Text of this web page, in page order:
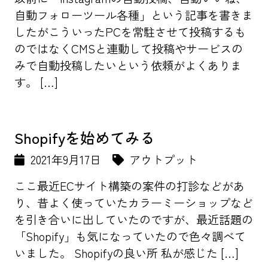
自動フォローツール各種」という記事を書きま
したがこういったPCを常駐させて投稿するも
のではなくCMSと連動して投稿やサービスの
みで自動投稿したいという依頼がよくありま
す。 […]
Shopifyを始めてみる
2021年9月17日
アウトプット
ここ最近ECサイト構築の案件の打診などがあ
り、昔よく使っていたカラーミーショップなど
を引き合いに出していたのですが、最近話題の
「Shopify」も気になっていたので色々調べて
いました。 Shopifyの良い所 私が感じた […]